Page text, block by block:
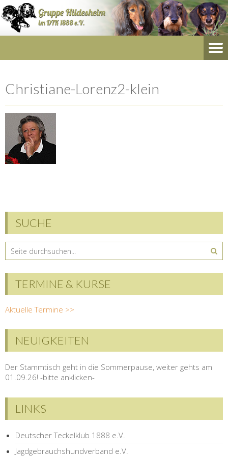
Christiane-Lorenz2-klein
SUCHE
TERMINE & KURSE
Aktuelle Termine >>
NEUIGKEITEN
Der Stammtisch geht in die Sommerpause, weiter gehts am
01.09.26! -bitte anklicken-
LINKS
Deutscher Teckelklub 1888 e.V.
Jagdgebrauchshundverband e.V.